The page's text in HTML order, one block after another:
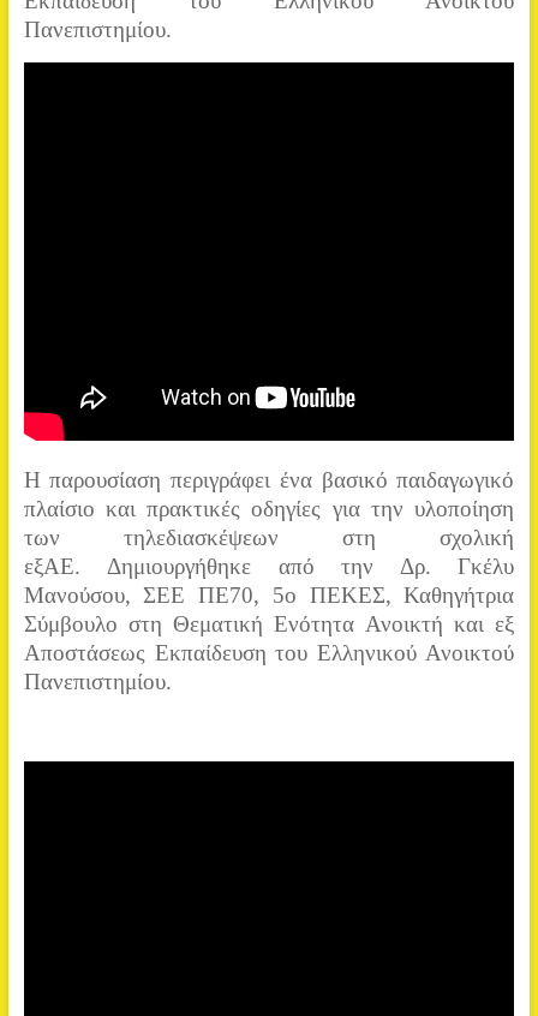
Πανεπιστημίου.
Η παρουσίαση περιγράφει ένα βασικό παιδαγωγικό
πλαίσιο και πρακτικές οδηγίες για την υλοποίηση
των τηλεδιασκέψεων στη σχολική
εξΑΕ. Δημιουργήθηκε από την Δρ. Γκέλυ
Μανούσου, ΣΕΕ ΠΕ70, 5ο ΠΕΚΕΣ, Καθηγήτρια
Σύμβουλο στη Θεματική Ενότητα Ανοικτή και εξ
Αποστάσεως Εκπαίδευση του Ελληνικού Ανοικτού
Πανεπιστημίου.